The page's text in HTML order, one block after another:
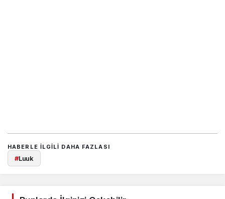
HABERLE ILGILI DAHA FAZLASI
#Luuk